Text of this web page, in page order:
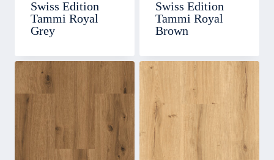
Swiss Edition
Tammi Royal
Grey
Swiss Edition
Tammi Royal
Brown